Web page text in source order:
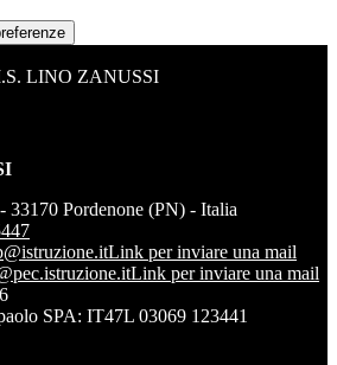
LINO ZANUSSI
Pordenone (PN) - Italia
Link per inviare una mail
Link per inviare una mail
SPA: IT47L 03069 123441